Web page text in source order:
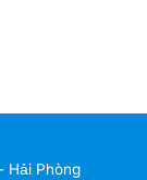
Hải Phòng